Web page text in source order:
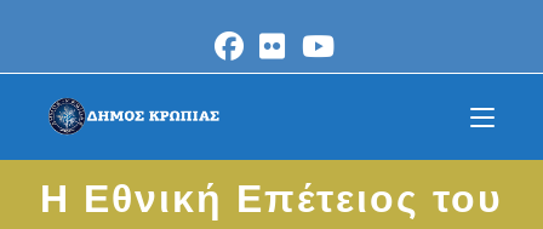
content
Η Εθνική Επέτειος του